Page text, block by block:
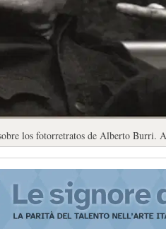
los fotorretratos de Alberto Burri.